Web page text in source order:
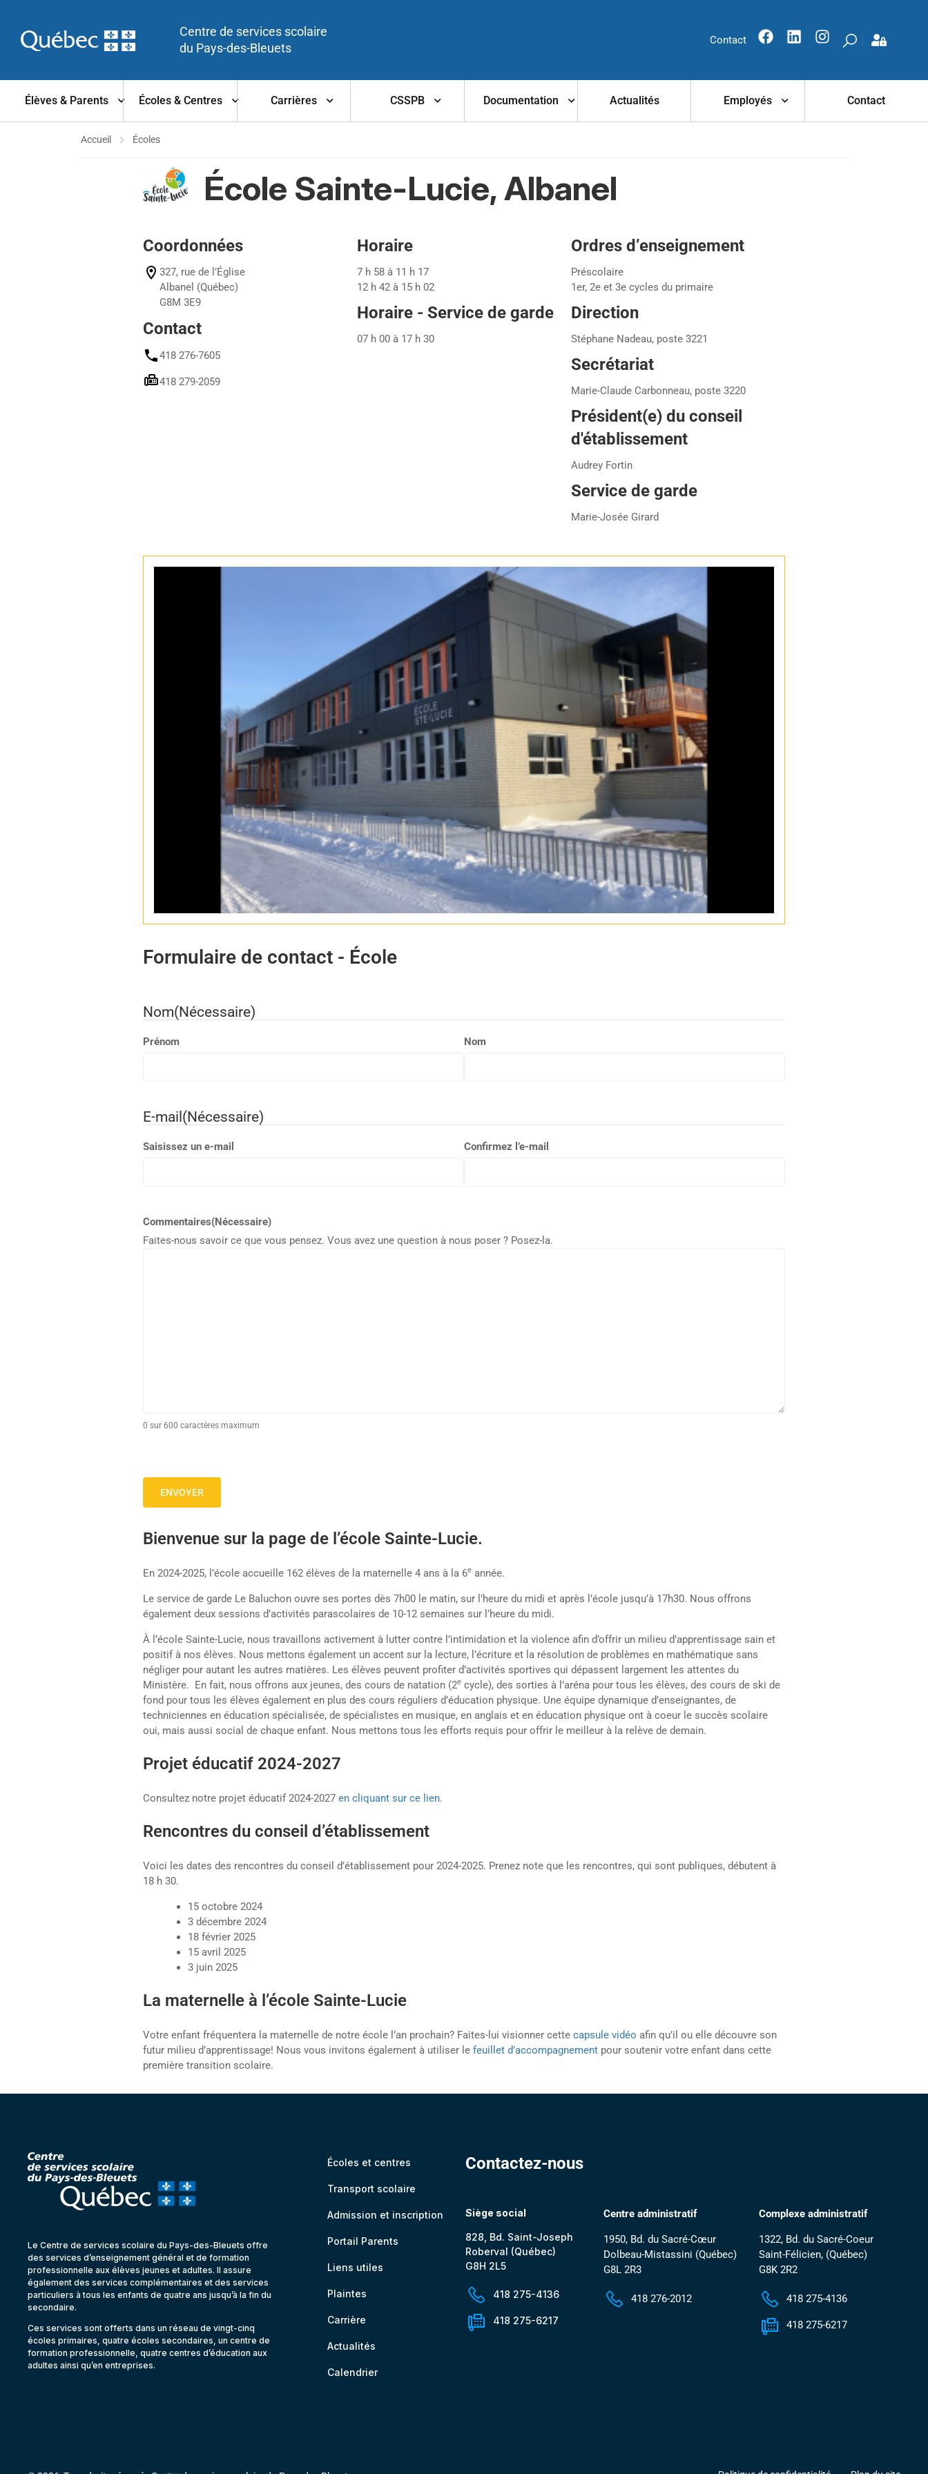
Centre de services scolaire
du Pays-des-Bleuets
Contact
Élèves & Parents Écoles & Centres Carrières CSSPB Documentation Actualités Employés Contact
Accueil Écoles
École Sainte-Lucie, Albanel
Coordonnées
327, rue de l’Église
Albanel (Québec)
G8M 3E9
Contact
418 276-7605
418 279-2059
Horaire
7 h 58 à 11 h 17
12 h 42 à 15 h 02
Horaire - Service de garde
07 h 00 à 17 h 30
Ordres d’enseignement
Préscolaire
1er, 2e et 3e cycles du primaire
Direction
Stéphane Nadeau, poste 3221
Secrétariat
Marie-Claude Carbonneau, poste 3220
Président(e) du conseil
d'établissement
Audrey Fortin
Service de garde
Marie-Josée Girard
Formulaire de contact - École
Nom(Nécessaire)
Prénom Nom
E-mail (Nécessaire)
Saisissez un e-mail Confirmez l’e-mail
Commentaires(Nécessaire)
Faites-nous savoir ce que vous pensez. Vous avez une question à nous poser ? Posez-la.
0 sur 600 caractères maximum
Bienvenue sur la page de l’école Sainte-Lucie.
En 2024-2025, l’école accueille 162 élèves de la maternelle 4 ans à la 6e année.
Le service de garde Le Baluchon ouvre ses portes dès 7h00 le matin, sur l’heure du midi et après l’école jusqu’à 17h30. Nous offrons
également deux sessions d’activités parascolaires de 10-12 semaines sur l’heure du midi.
À l’école Sainte-Lucie, nous travaillons activement à lutter contre l’intimidation et la violence afin d’offrir un milieu d’apprentissage sain et
positif à nos élèves. Nous mettons également un accent sur la lecture, l’écriture et la résolution de problèmes en mathématique sans
négliger pour autant les autres matières. Les élèves peuvent profiter d’activités sportives qui dépassent largement les attentes du
Ministère. En fait, nous offrons aux jeunes, des cours de natation (2e cycle), des sorties à l’aréna pour tous les élèves, des cours de ski de
fond pour tous les élèves également en plus des cours réguliers d’éducation physique. Une équipe dynamique d’enseignantes, de
techniciennes en éducation spécialisée, de spécialistes en musique, en anglais et en éducation physique ont à coeur le succès scolaire
oui, mais aussi social de chaque enfant. Nous mettons tous les efforts requis pour offrir le meilleur à la relève de demain.
Projet éducatif 2024-2027
Consultez notre projet éducatif 2024-2027 en cliquant sur ce lien.
Rencontres du conseil d’établissement
Voici les dates des rencontres du conseil d’établissement pour 2024-2025. Prenez note que les rencontres, qui sont publiques, débutent à
18 h 30.
15 octobre 2024
3 décembre 2024
18 février 2025
15 avril 2025
3 juin 2025
La maternelle à l’école Sainte-Lucie
Votre enfant fréquentera la maternelle de notre école l’an prochain? Faites-lui visionner cette capsule vidéo afin qu’il ou elle découvre son
futur milieu d’apprentissage! Nous vous invitons également à utiliser le feuillet d’accompagnement pour soutenir votre enfant dans cette
première transition scolaire.
Le Centre de services scolaire du Pays-des-Bleuets offre
des services d’enseignement général et de formation
professionnelle aux élèves jeunes et adultes. Il assure
également des services complémentaires et des services
particuliers à tous les enfants de quatre ans jusqu’à la fin du
secondaire.
Ces services sont offerts dans un réseau de vingt-cinq
écoles primaires, quatre écoles secondaires, un centre de
formation professionnelle, quatre centres d’éducation aux
adultes ainsi qu’en entreprises.
Écoles et centres
Transport scolaire
Admission et inscription
Portail Parents
Liens utiles
Plaintes
Carrière
Actualités
Calendrier
Contactez-nous
Siège social
828, Bd. Saint-Joseph
Roberval (Québec)
G8H 2L5
418 275-4136
418 275-6217
Centre administratif
1950, Bd. du Sacré-Cœur
Dolbeau-Mistassini (Québec)
G8L 2R3
418 276-2012
Complexe administratif
1322, Bd. du Sacré-Coeur
Saint-Félicien, (Québec)
G8K 2R2
418 275-4136
418 275-6217